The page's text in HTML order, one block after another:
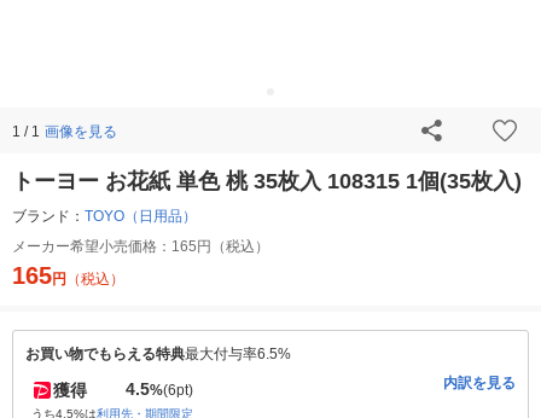
1 / 1 画像を見る
トーヨー お花紙 単色 桃 35枚入 108315 1個(35枚入)
ブランド： TOYO（日用品）
メーカー希望小売価格： 165円（税込）
165円 （税込）
お買い物でもらえる特典最大付与率6.5%
獲得 4.5%(6pt)
うち4.5%は利用先・期間限定
内訳を見る